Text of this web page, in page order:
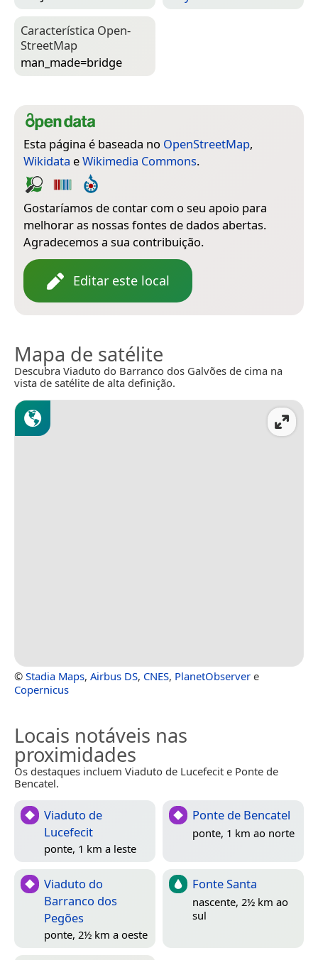
Característica Open­
Street­Map
man_made=­bridge
Esta página é baseada no OpenStreetMap,
Wikidata eWikimedia Commons.
Gostaríamos de contar com o seu apoio para
melhorar as nossas fontes de dados abertas.
Agradecemos a sua contribuição.
Editar este local
Mapa de satélite
Descubra Viaduto do Barranco dos Galvões de cima na
vista de satélite de alta definição.
© Stadia Maps, Airbus DS, CNES, PlanetObserver e
Copernicus
Locais notáveis nas
proximidades
Os destaques incluem Viaduto de Lucefecit e Ponte de
Bencatel.
Viaduto de
Lucefecit
ponte, 1 km a leste
Ponte de Bencatel
ponte, 1 km ao norte
Viaduto do
Barranco dos
Pegões
ponte, 2½ km a oeste
Fonte Santa
nascente, 2½ km ao
sul